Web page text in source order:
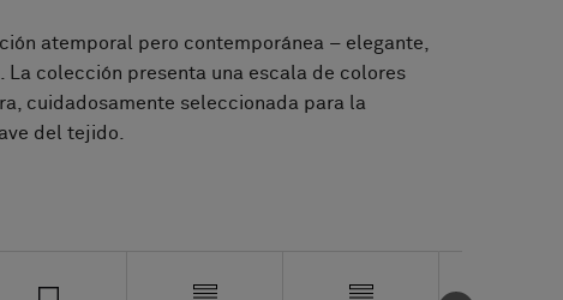
atemporal pero contemporánea – elegante,
La colección presenta una escala de colores
cuidadosamente seleccionada para la
del tejido.